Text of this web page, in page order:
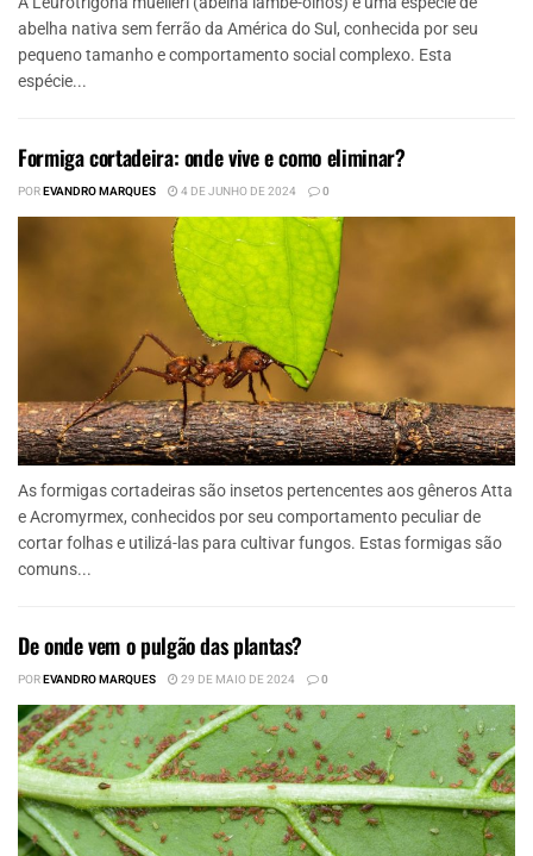
abelha nativa sem ferrão da América do Sul, conhecida por seu
pequeno tamanho e comportamento social complexo. Esta
espécie...
Formiga cortadeira: onde vive e como eliminar?
POREVANDRO MARQUES 4 DE JUNHO DE 2024 0
As formigas cortadeiras são insetos pertencentes aos gêneros Atta
e Acromyrmex, conhecidos por seu comportamento peculiar de
cortar folhas e utilizá-las para cultivar fungos. Estas formigas são
comuns...
De onde vem o pulgão das plantas?
POREVANDRO MARQUES 29 DE MAIO DE 2024 0